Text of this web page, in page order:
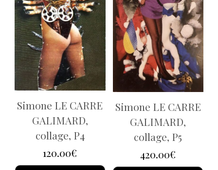
Simone LE CARRE
GALIMARD,
collage, P4
120.00€
Simone LE CARRE
GALIMARD,
collage, P5
420.00€